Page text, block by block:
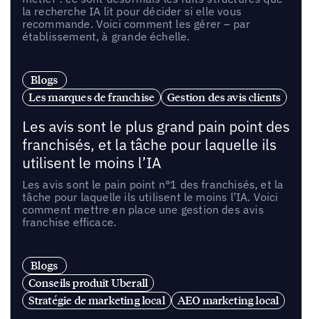
la recherche IA lit pour décider si elle vous
recommande. Voici comment les gérer – par
établissement, à grande échelle.
Blogs
Les marques de franchise
Gestion des avis clients
Les avis sont le plus grand pain point des
franchisés, et la tâche pour laquelle ils
utilisent le moins l’IA
Les avis sont le pain point n°1 des franchisés, et la
tâche pour laquelle ils utilisent le moins l’IA. Voici
comment mettre en place une gestion des avis
franchise efficace.
Blogs
Conseils produit Uberall
Stratégie de marketing local
AEO marketing local